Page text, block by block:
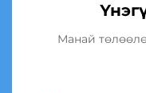
Манай